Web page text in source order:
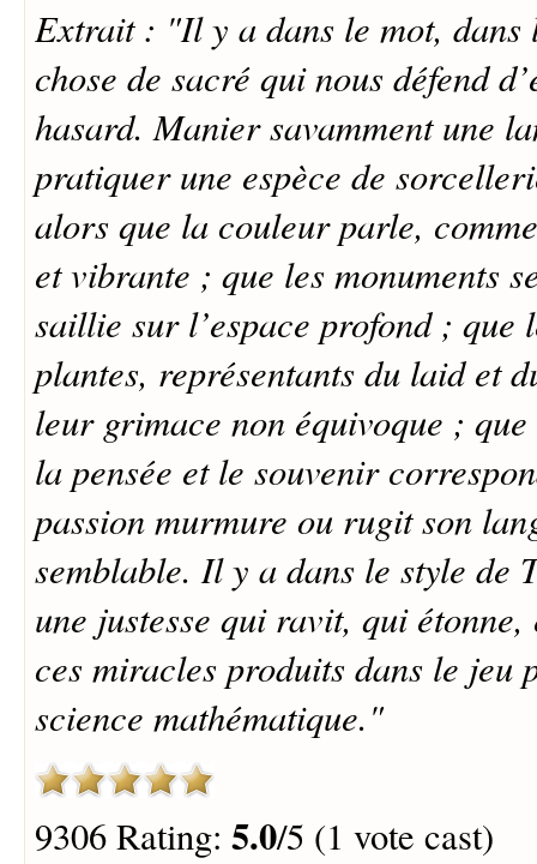
Extrait : "Il y a dans le mot, dans
chose de sacré qui nous défend
hasard. Manier savamment une
pratiquer une espèce de
alors que la couleur parle,
et vibrante ; que les monuments
saillie sur l’espace profond ; que
plantes, représentants du laid et
leur grimace non équivoque ;
la pensée et le souvenir
passion murmure ou rugit son
semblable. Il y a dans le style de
une justesse qui ravit, qui
ces miracles produits dans le jeu
science mathématique."
9306 Rating: 5.0/5 (1 vote cast)